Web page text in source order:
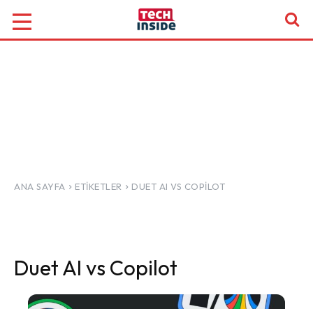
ANA SAYFA ETIKETLER DUET AI VS COPILOT
Duet AI vs Copilot